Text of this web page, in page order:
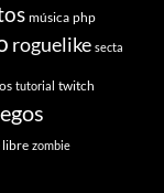
música php
roguelike secta
tutorial twitch
libre zombie